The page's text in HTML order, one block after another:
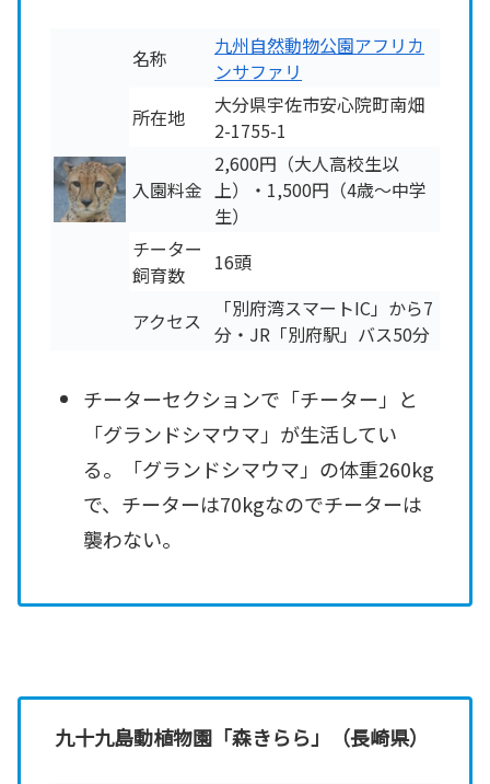
名称
九州自然動物公園アフリカ
ンサファリ
所在地
大分県宇佐市安心院町南畑
2-1755-1
入園料金
2,600円（大人高校生以
上）・1,500円（4歳～中学
生）
チーター
飼育数
16頭
アクセス
「別府湾スマートIC」から7
分・JR「別府駅」バス50分
チーターセクションで「チーター」と
「グランドシマウマ」が生活してい
る。「グランドシマウマ」の体重260kg
で、チーターは70kgなのでチーターは
襲わない。
九十九島動植物園「森きらら」（長崎県）